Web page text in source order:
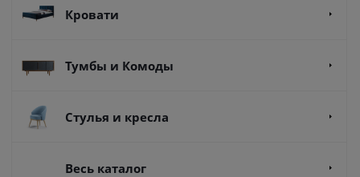
Кровати
Тумбы и Комоды
Стулья и кресла
Весь каталог